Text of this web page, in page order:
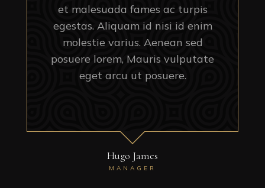
et malesuada fames ac turpis
egestas. Aliquam id nisi id enim
molestie varius. Aenean sed
posuere lorem, Mauris vulputate
eget arcu ut posuere.
Hugo James
MANAGER